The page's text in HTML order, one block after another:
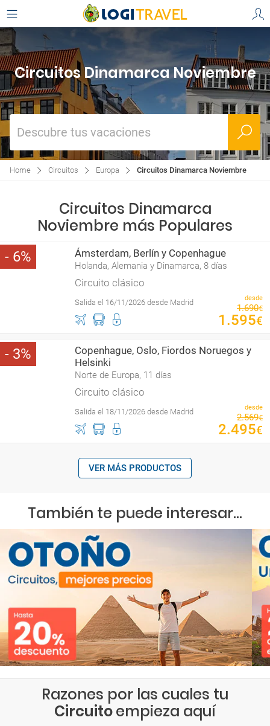
Circuitos Dinamarca Noviembre
Descubre tus vacaciones
Home Circuitos Europa Circuitos Dinamarca Noviembre
Circuitos Dinamarca
Noviembre más Populares
6 Ámsterdam, Berlín y Copenhague
Holanda, Alemania y Dinamarca, 8 días
Circuito clásico
Salida el 16/11/2026 desde Madrid desde
1.690€
1 .595€
3
Copenhague, Oslo, Fiordos Noruegos y
Helsinki
Norte de Europa, 11 días
Circuito clásico
Salida el 18/11/2026 desde Madrid desde
2.569€
2.495€
VER MÁS PRODUCTOS
También te puede interesar...
Razones por las cuales tu
Circuitoempieza aquí